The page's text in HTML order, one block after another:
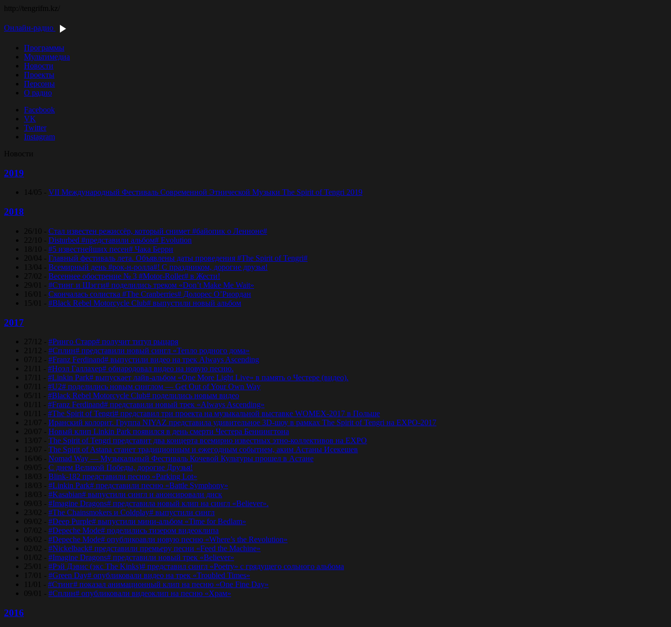
http://tengrifm.kz/
Онлайн-радио
Программы
Мультимедиа
Новости
Проекты
Персоны
О радио
Facebook
VK
Twitter
Instagram
Новости
2019
14/05 - VII Международный Фестиваль Современной Этнической Музыки The Spirit of Tengri 2019
2018
26/10 - Стал известен режиссёр, который снимет #байопик о Ленноне#
22/10 - Disturbed #представили альбом# Evolution
18/10 - #5 известнейших песен# Чака Берри
20/04 - Главный фестиваль лета. Объявлены даты проведения #The Spirit of Tengri#
13/04 - Всемирный день #рок-н-ролла#! С праздником, дорогие друзья!
27/02 - Весеннее обострение № 3 #Motor-Roller# в Жести!
29/01 - #Стинг и Шэгги# поделились треком «Don’t Make Me Wait»
16/01 - Скончалась солистка #The Cranberries# Долорес O’Риордан
15/01 - #Black Rebel Motorcycle Club# выпустили новый альбом
2017
27/12 - #Ринго Старр# получит титул рыцаря
21/12 - #Сплин# представили новый сингл «Тепло родного дома»
07/12 - #Franz Ferdinand# выпустили видео на трек Always Ascending
21/11 - #Ноэл Галлахер# обнародовал видео на новую песню.
17/11 - #Linkin Park# выпускает лайв-альбом «One More Light Live» в память о Честере (видео).
07/11 - #U2# поделились новым синглом — Get Out of Your Own Way
05/11 - #Black Rebel Motorcycle Club# поделились новым видео
01/11 - #Franz Ferdinand# представили новый трек «Always Ascending»
01/11 - #The Spirit of Tengri# представил три проекта на музыкальной выставке WOMEX-2017 в Польше
21/07 - Иранский колорит. Группа NIYAZ представила удивительное 3D-шоу в рамках The Spirit of Tengri на EXPO-2017
20/07 - Новый клип Linkin Park появился в день смерти Честера Беннингтона
13/07 - The Spirit of Tengri представит два концерта всемирно известных этно-коллективов на EXPO
12/07 - The Spirit of Astana станет традиционным и ежегодным событием, аким Астаны Исекешев
16/06 - Nomad Way — Музыкальный Фестиваль Кочевой Культуры прошел в Астане
09/05 - С днем Великой Победы, дорогие Друзья!
18/03 - Blink-182 представили песню «Parking Lot»
18/03 - #Linkin Park# представили песню «Bаttlе Sуmphоnу»
18/03 - #Kasabian# выпустили сингл и анонсировали диск
09/03 - #Imagine Dragons# представила новый клип на сингл «Believer».
23/02 - #The Chainsmokers и Coldplay# выпустили сингл
09/02 - #Deep Purple# выпустили мини-альбом «Time for Bedlam»
07/02 - #Depeche Mode# поделились тизером видеоклипа
06/02 - #Depeche Mode# опубликоавли новую песню «Where’s the Revolution»
02/02 - #Nickelback# представили премьеру песни «Feed the Machine»
01/02 - #Imagine Dragons# представили новый трек «Believer»
25/01 - #Рэй Дэвис (экс The Kinks)# представил сингл «Poetry» с грядущего сольного альбома
17/01 - #Green Day# опубликовали видео на трек «Troubled Times»
11/01 - #Стинг# показал анимационный клип на песню «One Fine Day»
09/01 - #Сплин# опубликовали видеоклип на песню «Храм»
2016